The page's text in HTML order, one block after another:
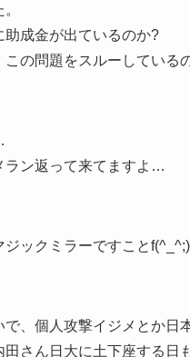
助成金が出ているのか?
の問題をスルーしている
ラン返って来てますよ…
ックミラーですことf(^_^;)
で、個人攻撃イジメとか日
田さん日大に土下座する日